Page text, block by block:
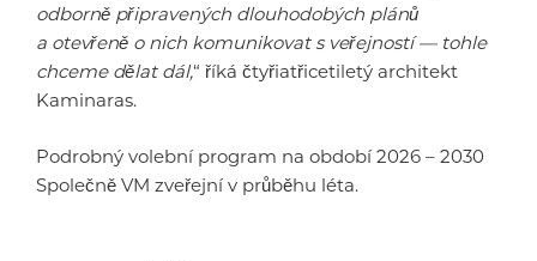
odborně připravených dlouhodobých plánů
a otevřeně o nich komunikovat s veřejností — tohle
chceme dělat dál,“ říká čtyřiatřicetiletý architekt
Kaminaras.
Podrobný volební program na období 2026 – 2030
Společně VM zveřejní v průběhu léta.